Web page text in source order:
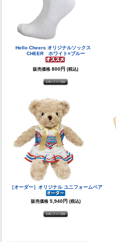
Hello Cheers オリジナルソックス
CHEER ホワイト×ブルー
販売価格 800円 (税込)
［オーダー］オリジナル ユニフォームベア
販売価格 5,940円 (税込)